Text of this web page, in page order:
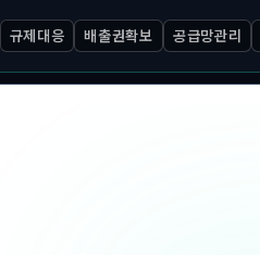
규제대응 배출권확보 공급망관리